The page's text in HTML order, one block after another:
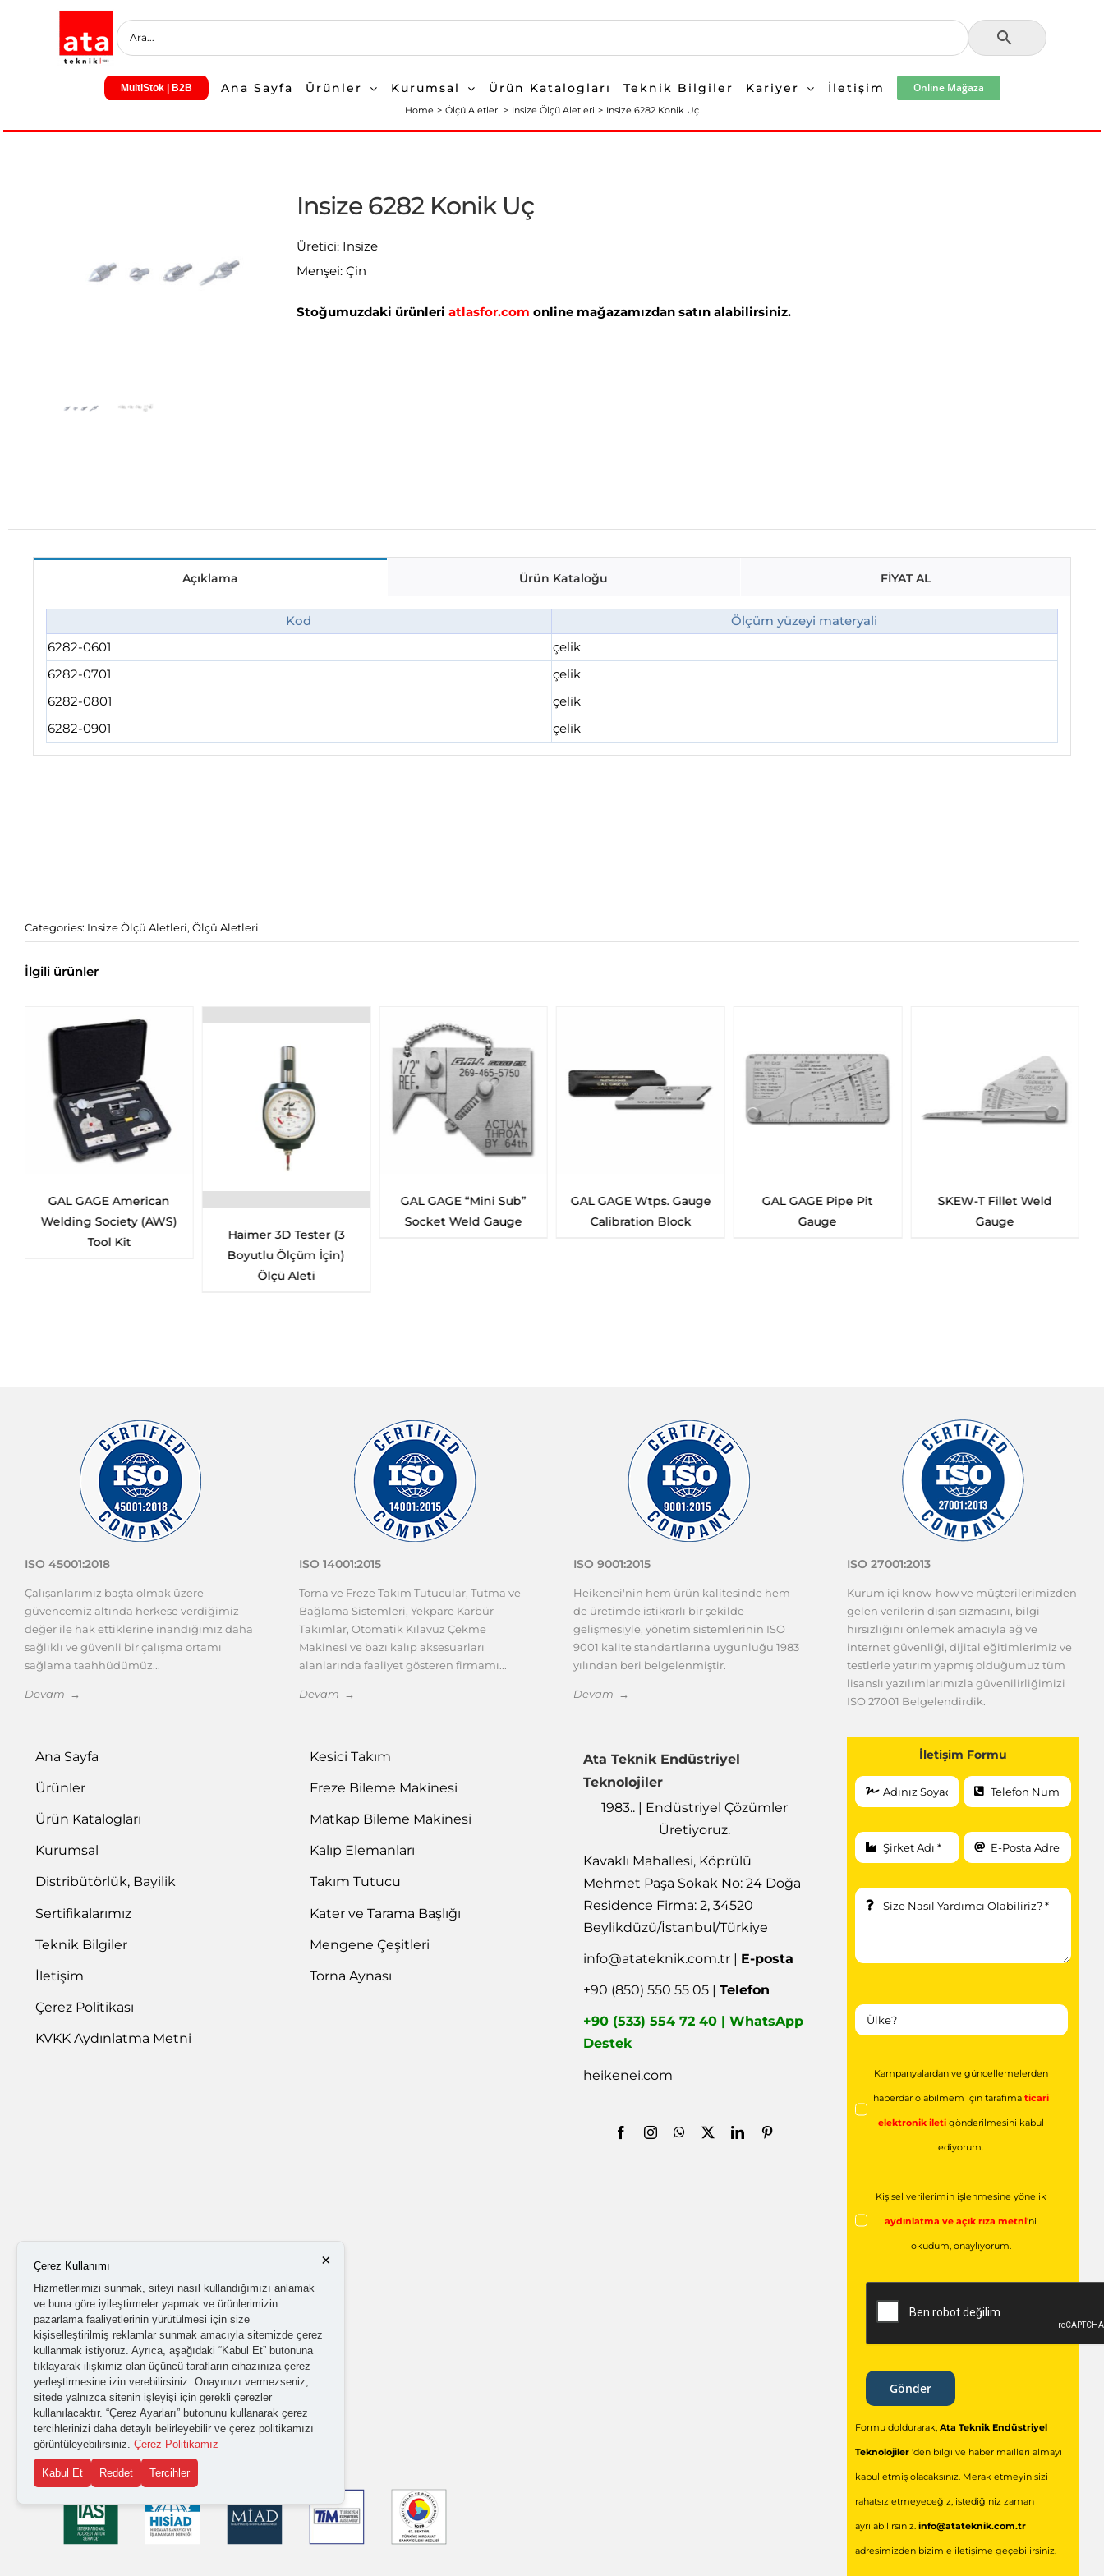
MultiStok | B2B Ana Sayfa Ürünler Kurumsal Ürün Katalogları Teknik Bilgiler Kariyer İletişim Online Mağaza
Home Ölçü Aletleri Insize Ölçü Aletleri Insize 6282 Konik Uç
Insize 6282 Konik Uç
Üretici: Insize
Menşei: Çin
Stoğumuzdaki ürünleri atlasfor.com online mağazamızdan satın alabilirsiniz.
Açıklama Ürün Kataloğu FİYAT AL
Kod
Ölçüm yüzeyi materyali
6282-0601
çelik
6282-0701
çelik
6282-0801
çelik
6282-0901
çelik
Categories: Insize Ölçü Aletleri, Ölçü Aletleri
İlgili ürünler
American
(AWS)
Haimer 3D Tester (3
Boyutlu Ölçüm İçin)
GAL GAGE “Mini Sub”
Socket Weld Gauge
GAL GAGE Wtps. Gauge
Calibration Block
GAL GAGE Pipe Pit
SKEW-T Fillet Weld
GAL GAGE
Welding Society
ISO 45001:2018
Çalışanlarımız başta olmak üzere
güvencemiz altında herkese verdiğimiz
değer ile hak ettiklerine inandığımız daha
sağlıklı ve güvenli bir çalışma ortamı
sağlama taahhüdümüz...
Devam →
ISO 14001:2015
Torna ve Freze Takım Tutucular, Tutma ve
Bağlama Sistemleri, Yekpare Karbür
Takımlar, Otomatik Kılavuz Çekme
Makinesi ve bazı kalıp aksesuarları
alanlarında faaliyet gösteren firmamı...
Devam →
ISO 9001:2015
Heikenei'nin hem ürün kalitesinde hem
de üretimde istikrarlı bir şekilde
gelişmesiyle, yönetim sistemlerinin ISO
9001 kalite standartlarına uygunluğu 1983
yılından beri belgelenmiştir.
Devam →
ISO 27001:2013
Kurum içi know-how ve müşterilerimizden
gelen verilerin dışarı sızmasını, bilgi
hırsızlığını önlemek amacıyla ağ ve
internet güvenliği, dijital eğitimlerimiz ve
testlerle yatırım yapmış olduğumuz tüm
lisanslı yazılımlarımızla güvenilirliğimizi
ISO 27001 Belgelendirdik.
Ana Sayfa
Ürünler
Ürün Katalogları
Kurumsal
Distribütörlük, Bayilik
Sertifikalarımız
Teknik Bilgiler
İletişim
Çerez Politikası
KVKK Aydınlatma Metni
Kesici Takım
Freze Bileme Makinesi
Matkap Bileme Makinesi
Kalıp Elemanları
Takım Tutucu
Kater ve Tarama Başlığı
Mengene Çeşitleri
Torna Aynası
Ata Teknik Endüstriyel
Teknolojiler
1983.. | Endüstriyel Çözümler
Üretiyoruz.
Kavaklı Mahallesi, Köprülü
Mehmet Paşa Sokak No: 24 Doğa
Residence Firma: 2, 34520
Beylikdüzü/İstanbul/Türkiye
info@atateknik.com.tr | E-posta
+90 (850) 550 55 05 |Telefon
+90 (533) 554 72 40 | WhatsApp
Destek
heikenei.com
İletişim Formu
Kampanyalardan ve güncellemelerden
haberdar olabilmem için tarafıma ticari
elektronik ileti gönderilmesini kabul
ediyorum.
Kişisel verilerimin işlenmesine yönelik
aydınlatma ve açık rıza metni'ni
okudum, onaylıyorum.
Gönder
Formu doldurarak,Ata Teknik Endüstriyel
Teknolojiler 'den bilgi ve haber mailleri almayı
kabul etmiş olacaksınız. Merak etmeyin sizi
rahatsız etmeyeceğiz, istediğiniz zaman
ayrılabilirsiniz.info@atateknik.com.tr
adresimizden bizimle iletişime geçebilirsiniz.
×
Çerez Kullanımı
Hizmetlerimizi sunmak, siteyi nasıl kullandığımızı anlamak
ve buna göre iyileştirmeler yapmak ve ürünlerimizin
pazarlama faaliyetlerinin yürütülmesi için size
kişiselleştirilmiş reklamlar sunmak amacıyla sitemizde çerez
kullanmak istiyoruz. Ayrıca, aşağıdaki “Kabul Et” butonuna
tıklayarak ilişkimiz olan üçüncü tarafların cihazınıza çerez
yerleştirmesine izin verebilirsiniz. Onayınızı vermezseniz,
sitede yalnızca sitenin işleyişi için gerekli çerezler
kullanılacaktır. “Çerez Ayarları” butonunu kullanarak çerez
tercihlerinizi daha detaylı belirleyebilir ve çerez politikamızı
görüntüleyebilirsiniz. Çerez Politikamız
Kabul Et Reddet Tercihler